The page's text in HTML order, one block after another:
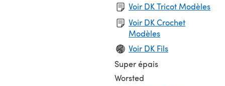
Voir DK Tricot Modèles
Voir DK Crochet
Modèles
Voir DK Fils
Super épais
Worsted